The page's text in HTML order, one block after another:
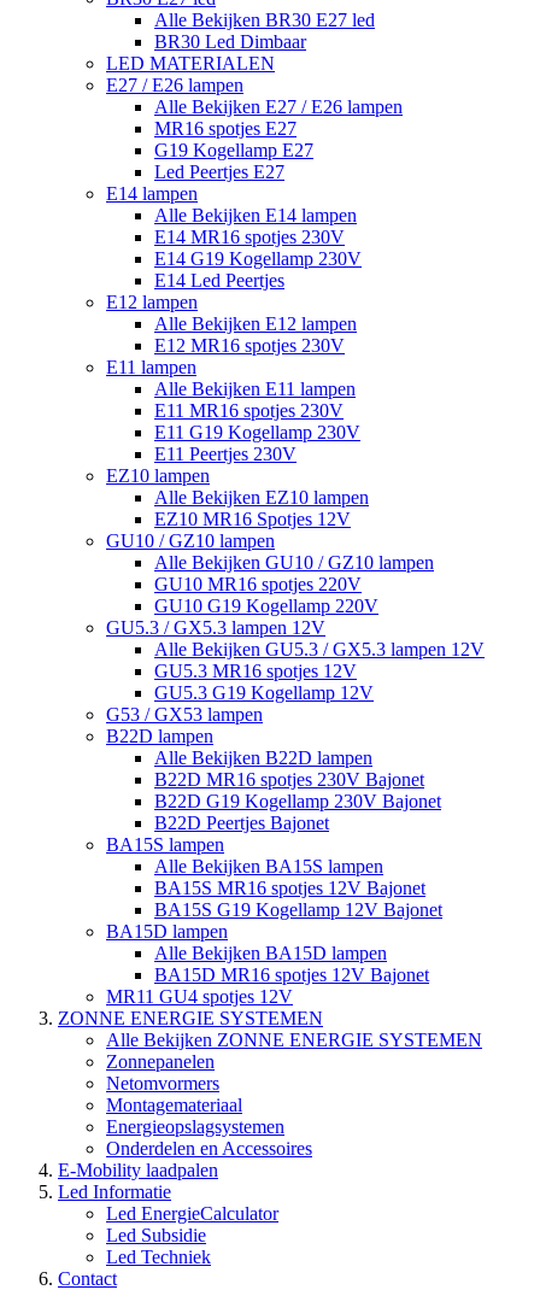
Alle Bekijken BR30 E27 led
BR30 Led Dimbaar
LED MATERIALEN
E27 / E26 lampen
Alle Bekijken E27 / E26 lampen
MR16 spotjes E27
G19 Kogellamp E27
Led Peertjes E27
E14 lampen
Alle Bekijken E14 lampen
E14 MR16 spotjes 230V
E14 G19 Kogellamp 230V
E14 Led Peertjes
E12 lampen
Alle Bekijken E12 lampen
E12 MR16 spotjes 230V
E11 lampen
Alle Bekijken E11 lampen
E11 MR16 spotjes 230V
E11 G19 Kogellamp 230V
E11 Peertjes 230V
EZ10 lampen
Alle Bekijken EZ10 lampen
EZ10 MR16 Spotjes 12V
GU10 / GZ10 lampen
Alle Bekijken GU10 / GZ10 lampen
GU10 MR16 spotjes 220V
GU10 G19 Kogellamp 220V
GU5.3 / GX5.3 lampen 12V
Alle Bekijken GU5.3 / GX5.3 lampen 12V
GU5.3 MR16 spotjes 12V
GU5.3 G19 Kogellamp 12V
G53 / GX53 lampen
B22D lampen
Alle Bekijken B22D lampen
B22D MR16 spotjes 230V Bajonet
B22D G19 Kogellamp 230V Bajonet
B22D Peertjes Bajonet
BA15S lampen
Alle Bekijken BA15S lampen
BA15S MR16 spotjes 12V Bajonet
BA15S G19 Kogellamp 12V Bajonet
BA15D lampen
Alle Bekijken BA15D lampen
BA15D MR16 spotjes 12V Bajonet
MR11 GU4 spotjes 12V
ZONNE ENERGIE SYSTEMEN
Alle Bekijken ZONNE ENERGIE SYSTEMEN
Zonnepanelen
Netomvormers
Montagemateriaal
Energieopslagsystemen
Onderdelen en Accessoires
E-Mobility laadpalen
Led Informatie
Led EnergieCalculator
Led Subsidie
Led Techniek
Contact